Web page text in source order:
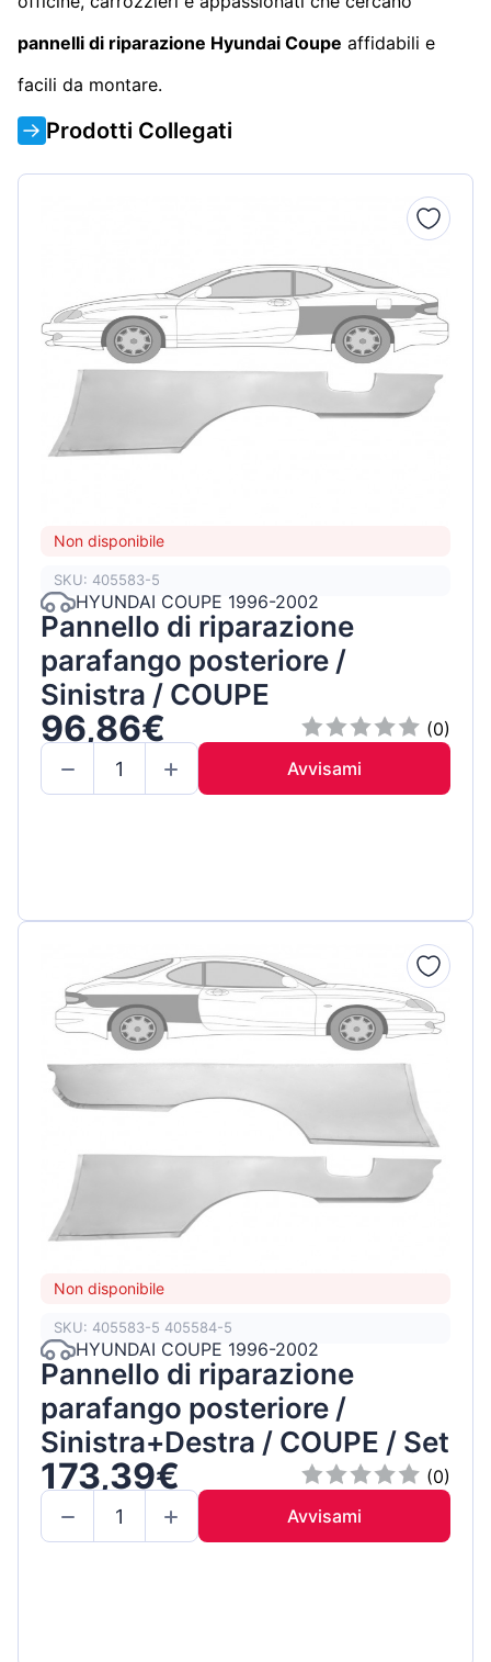
pannelli di riparazione Hyundai Coupe affidabili e
facili da montare.
Prodotti Collegati
Non disponibile
SKU: 405583-5
HYUNDAI COUPE 1996-2002
Pannello di riparazione
parafango posteriore /
Sinistra / COUPE
96,86€
(0)
Avvisami
Non disponibile
SKU: 405583-5 405584-5
HYUNDAI COUPE 1996-2002
Pannello di riparazione
parafango posteriore /
Sinistra+Destra / COUPE / Set
173,39€
(0)
Avvisami